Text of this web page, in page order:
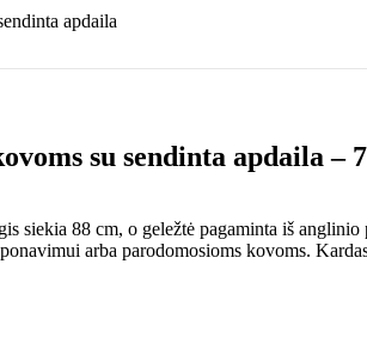
su sendinta apdaila –
siekia 88 cm, o geležtė pagaminta iš
arba parodomosioms kovoms.